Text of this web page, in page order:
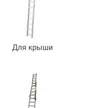
Для крыши